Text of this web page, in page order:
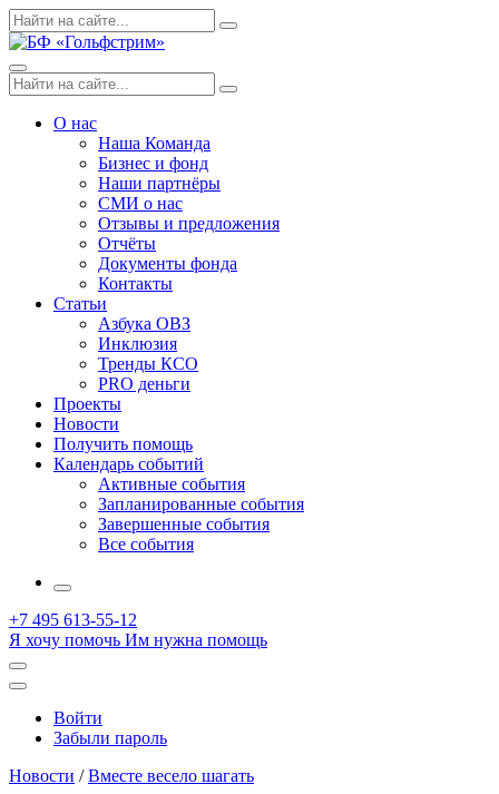
Skip
to
Поиск
по:
Search
Menu
Поиск
по:
Search
О нас
Наша Команда
Бизнес и фонд
Наши партнёры
СМИ о нас
Отзывы и предложения
Отчёты
Документы фонда
Контакты
Статьи
Азбука ОВЗ
Инклюзия
Тренды КСО
PRO деньги
Проекты
Новости
Получить помощь
Календарь событий
Активные события
Запланированные события
Завершенные события
Все события
More
+7 495 613-55-12
Я хочу помочь Им нужна помощь
Открыть
поиск
Профиль
Войти
Забыли пароль
Новости /Вместе весело шагать